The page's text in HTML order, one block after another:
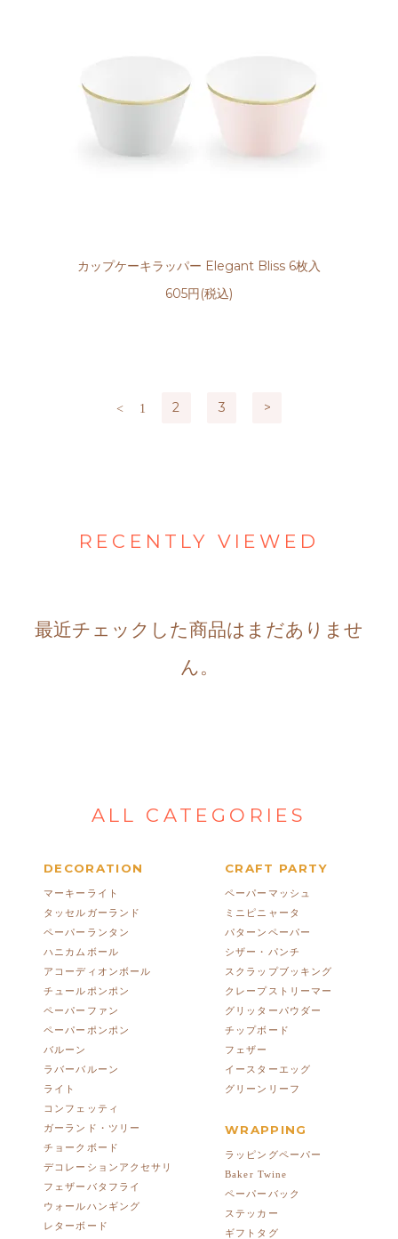
カップケーキラッパー Elegant Bliss 6枚入
605円(税込)
< 1 2 3 >
RECENTLY VIEWED
最近チェックした商品はまだありませ
ん。
ALL CATEGORIES
DECORATION
マーキーライト
タッセルガーランド
ペーパーランタン
ハニカムボール
アコーディオンボール
チュールポンポン
ペーパーファン
ペーパーポンポン
バルーン
ラバーバルーン
ライト
コンフェッティ
ガーランド・ツリー
チョークボード
デコレーションアクセサリ
フェザーバタフライ
ウォールハンギング
レターボード
CRAFT PARTY
ペーパーマッシュ
ミニピニャータ
パターンペーパー
シザー・パンチ
スクラップブッキング
クレープストリーマー
グリッターパウダー
チップボード
フェザー
イースターエッグ
グリーンリーフ
WRAPPING
ラッピングペーパー
Baker Twine
ペーパーバック
ステッカー
ギフトタグ